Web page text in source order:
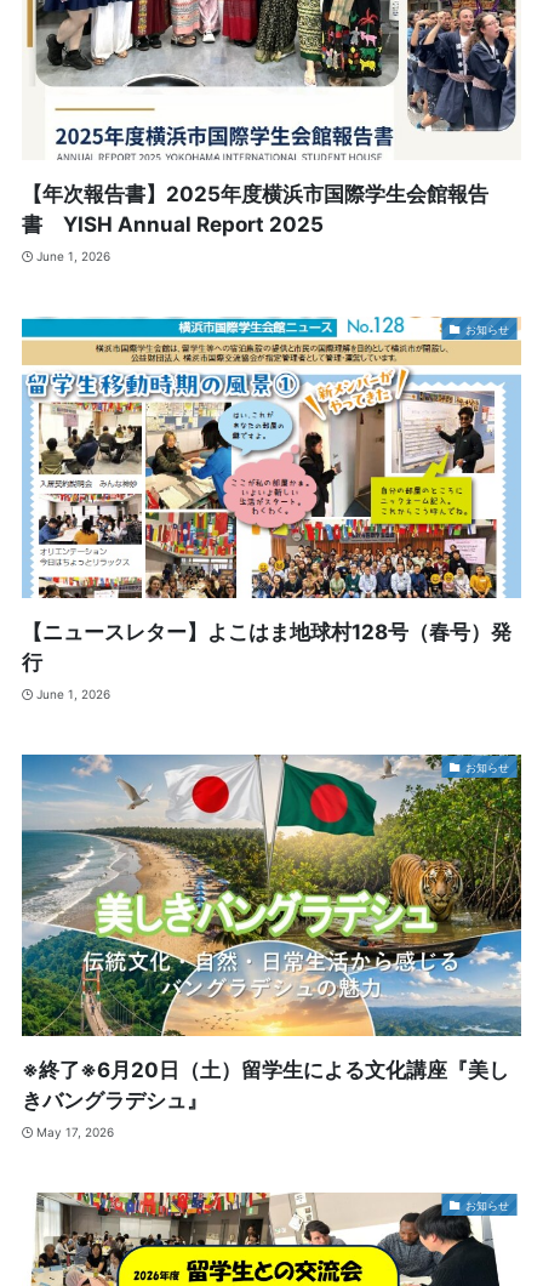
【年次報告書】2025年度横浜市国際学生会館報告
書 YISH Annual Report 2025
June 1, 2026
お知らせ
【ニュースレター】よこはま地球村128号（春号）発
行
June 1, 2026
お知らせ
※終了※6月20日（土）留学生による文化講座『美し
きバングラデシュ』
May 17, 2026
お知らせ